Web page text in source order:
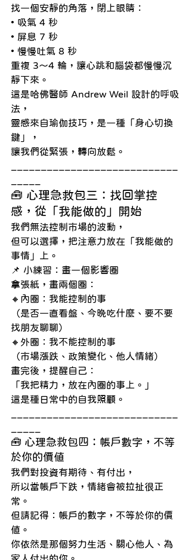
找一個安靜的角落，閉上眼睛：
• 吸氣 4 秒
• 屏息 7 秒
• 慢慢吐氣 8 秒
重複 3～4 輪，讓心跳和腦袋都慢慢沉
靜下來。
這是哈佛醫師 Andrew Weil 設計的呼吸
法，
靈感來自瑜伽技巧，是一種「身心切換
鍵」，
讓我們從緊張，轉向放鬆。
🧰 心理急救包三：找回掌控
感，從「我能做的」開始
我們無法控制市場的波動，
但可以選擇，把注意力放在「我能做的
事情」上。
📌 小練習：畫一個影響圈
拿張紙，畫兩個圈：
🔸內圈：我能控制的事
（是否一直看盤、今晚吃什麼、要不要
找朋友聊聊）
🔸外圈：我不能控制的事
（市場漲跌、政策變化、他人情緒）
畫完後，提醒自己：
「我把精力，放在內圈的事上。」
這是種日常中的自我照顧。
🧰 心理急救包四：帳戶數字，不等
於你的價值
我們對投資有期待、有付出，
所以當帳戶下跌，情緒會被拉扯很正
常。
但請記得：帳戶的數字，不等於你的價
值。
你依然是那個努力生活、關心他人、為
家人付出的你。